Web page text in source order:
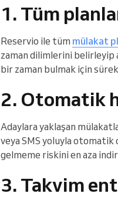
1. Tüm
Reservio ile tüm mülakat
zaman dilimlerini belirleyip
bir zaman bulmak için
2. Otomatik
Adaylara yaklaşan
veya SMS yoluyla otomatik
gelmeme riskini en aza
3. Takvim